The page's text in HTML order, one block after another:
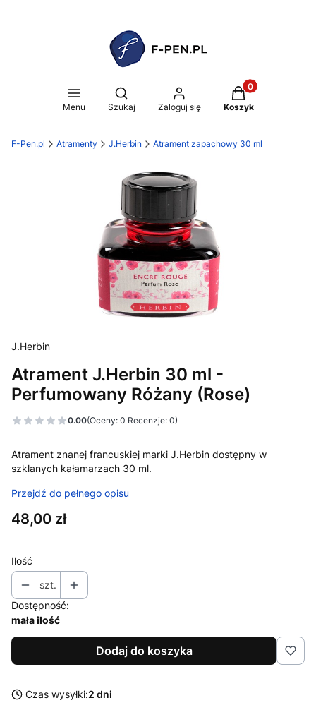
Menu
Otwórz wyszukiwarkę
Szukaj Zaloguj się
Produkty w
Koszyk
F-Pen.pl Atramenty J.Herbin Atrament zapachowy 30 ml
J.Herbin
Atrament J.Herbin 30 ml -
Perfumowany Różany (Rose)
0.00(Oceny: 0 Recenzje: 0)
Atrament znanej francuskiej marki J.Herbin dostępny w
szklanych kałamarzach 30 ml.
Przejdź do pełnego opisu
Cena
48,00 zł
Ilość
szt.
Dostępność:
mała ilość
Dodaj do koszyka
Czas wysyłki:2 dni